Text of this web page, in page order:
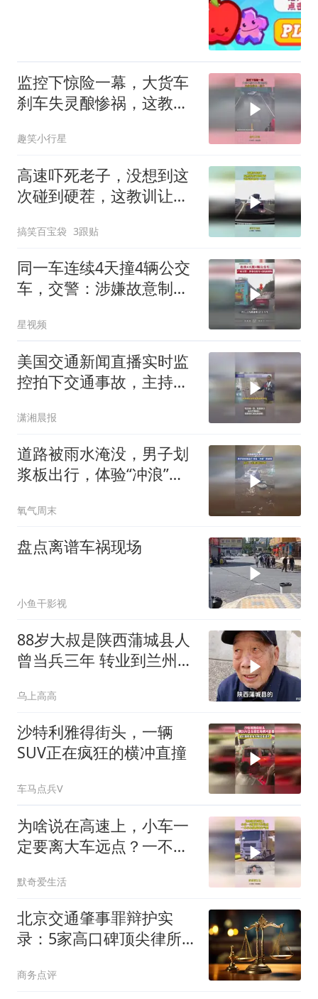
监控下惊险一幕，大货车
刹车失灵酿惨祸，这教训
趣笑小行星
高速吓死老子，没想到这
次碰到硬茬，这教训让他
搞笑百宝袋 3跟贴
同一车连续4天撞4辆公交
车，交警：涉嫌故意制造
星视频
美国交通新闻直播实时监
控拍下交通事故，主持人
歉
潇湘晨报
道路被雨水淹没，男子划
浆板出行，体验“冲浪”的
氧气周末
盘点离谱车祸现场
小鱼干影视
88岁大叔是陕西蒲城县人
曾当兵三年 转业到兰州直
乌上高高
沙特利雅得街头，一辆
SUV正在疯狂的横冲直撞
车马点兵V
为啥说在高速上，小车一
定要离大车远点？一不小
默奇爱生活
北京交通肇事罪辩护实
录：5家高口碑顶尖律所
商务点评